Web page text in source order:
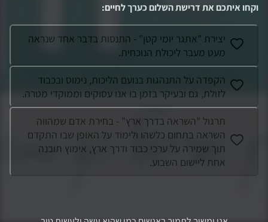
וקחו איתכם את דרישת השלום כערך לחיים:
יצירת "אתגר יומי קטן" - התנסות בדבר אחד שנראה
מעט מעבר ליכולת הנוכחית.
הקפדה על התנהגות בנועם הליכות, נימוס ובכבוד
לזולת, גם ובעיקר בזמן בו אנו עסוקים וממוקדי מטרה.
תרגול "השראה בדרך ארץ" - בחירת אדם שמהווה
השראה בתחום כלשהו ולימוד על האופן שבו התקדם
תוך שמירה על ערכי כבוד ודרך ארץ, אימוץ תובנה
אחת ליישום השבוע.